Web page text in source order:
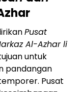
Pusat
Al-Azhar li
untuk
pandangan
Pusat